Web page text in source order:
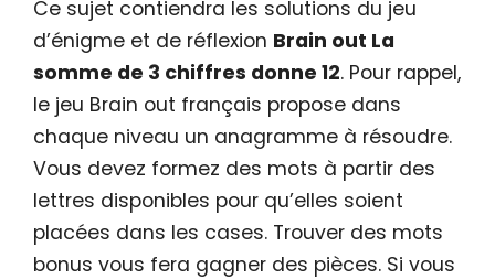
Ce sujet contiendra les solutions du jeu
d’énigme et de réflexion Brain out La
somme de 3 chiffres donne 12. Pour rappel,
le jeu Brain out français propose dans
chaque niveau un anagramme à résoudre.
Vous devez formez des mots à partir des
lettres disponibles pour qu’elles soient
placées dans les cases. Trouver des mots
bonus vous fera gagner des pièces. Si vous